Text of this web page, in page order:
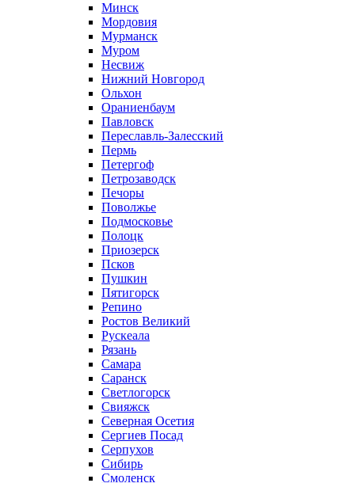
Минск
Мордовия
Мурманск
Муром
Несвиж
Нижний Новгород
Ольхон
Ораниенбаум
Павловск
Переславль-Залесский
Пермь
Петергоф
Петрозаводск
Печоры
Поволжье
Подмосковье
Полоцк
Приозерск
Псков
Пушкин
Пятигорск
Репино
Ростов Великий
Рускеала
Рязань
Самара
Саранск
Светлогорск
Свияжск
Северная Осетия
Сергиев Посад
Серпухов
Сибирь
Смоленск